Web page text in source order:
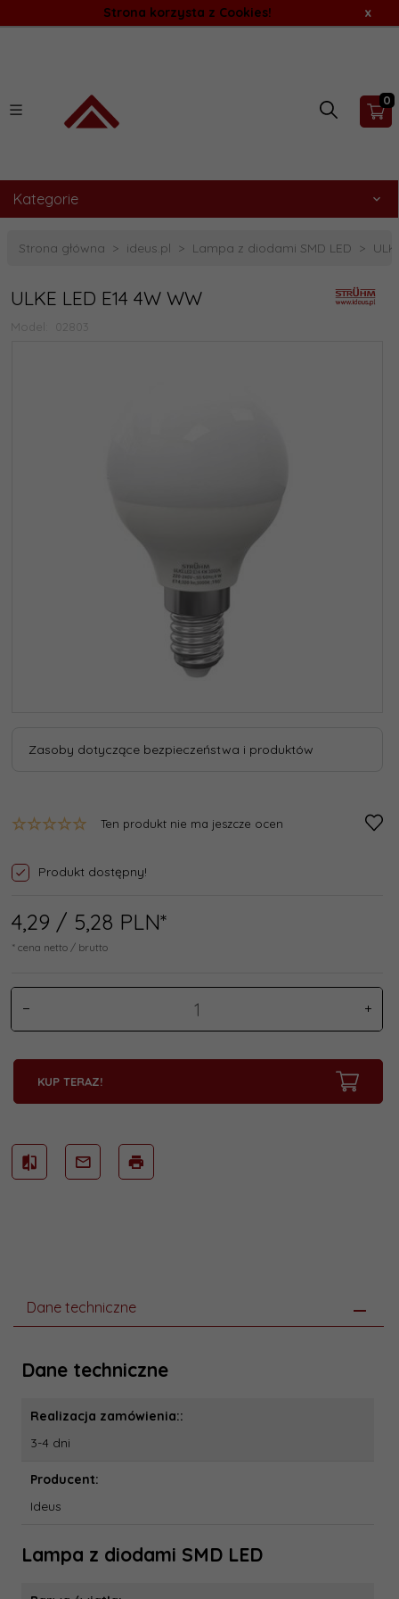
Strona korzysta z Cookies! x
0
Kategorie
Strona główna ideus.pl Lampa z diodami SMD LED
ULKE LED E14 4W WW
Model: 02803
Zasoby dotyczące bezpieczeństwa i produktów
Ten produkt nie ma jeszcze ocen
Produkt dostępny!
4,29 / 5,28 PLN*
* cena netto / brutto
KUP TERAZ!
Dane techniczne
Dane techniczne
Realizacja zamówienia::
3-4 dni
Producent:
Ideus
Lampa z diodami SMD LED